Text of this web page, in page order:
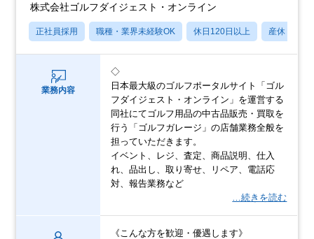
株式会社ゴルフダイジェスト・オンライン
正社員採用 職種・業界未経験OK 休日120日以上 産休・育休
業務内容
◇
日本最大級のゴルフポータルサイト「ゴル
フダイジェスト・オンライン」を運営する
同社にてゴルフ用品の中古品販売・買取を
行う「ゴルフガレージ」の店舗業務全般を
担っていただきます。
イベント、レジ、査定、商品説明、仕入
れ、品出し、取り寄せ、リペア、電話応
対、報告業務など
…続きを読む
《こんな方を歓迎・優遇します》